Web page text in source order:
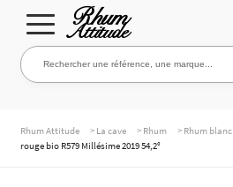
Aller
à
Aller
au
Rechercher une référence, une marque...
Rhum Attitude > La cave > Rhum > Rhum blanc
rouge bio R579 Millésime 2019 54,2°